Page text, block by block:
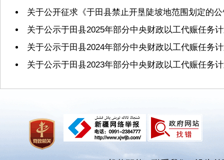
关于公开征求《于田县禁止开垦陡坡地范围划定的
关于公示于田县2025年部分中央财政以工代赈任务
关于公示于田县2024年部分中央财政以工代赈任务
关于公示于田县2023年部分中央财政以工代赈任务